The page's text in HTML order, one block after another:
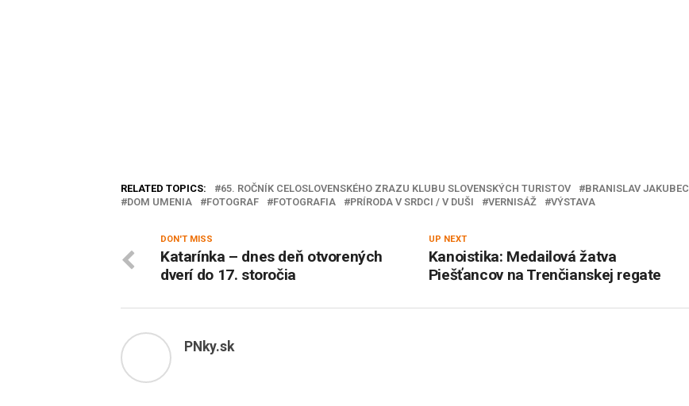
RELATED TOPICS: 65. ROČNÍK CELOSLOVENSKÉHO ZRAZU KLUBU SLOVENSKÝCH TURISTOV
BRANISLAV JAKUBEC
DOM UMENIA
FOTOGRAF FOTOGRAFIA PRÍRODA V SRDCI / V DUŠI VERNISÁŽ VÝSTAVA
UP NEXT
Kanoistika: Medailová žatva
Piešťancov na Trenčianskej regate
DON'T MISS
Katarínka – dnes deň otvorených
dverí do 17. storočia
PNky.sk